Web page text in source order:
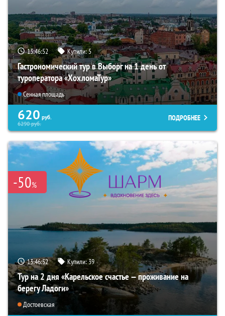
13:46:51 Купили:5
Гастрономический тур в Выборг на 1 день от
туроператора «ХохломаТур»
Сенная площадь
620 руб.
6290руб.
ПОДРОБНЕЕ
-50%
13:46:51 Купили:39
Тур на 2 дня «Карельское счастье — проживание на
берегу Ладоги»
Достоевская